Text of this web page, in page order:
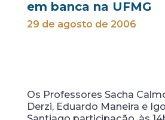
em banca na UFMG
29 de agosto de 2006
Os Professores Sacha
Derzi, Eduardo Maneira e